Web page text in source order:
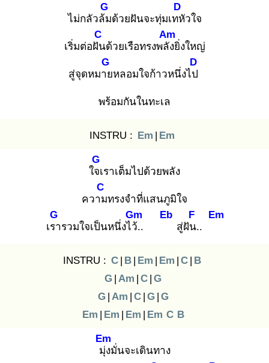
ไม่กลัวล้ม
G
ด้วยฝันจะทุ่มเทหั
D
วใจ
เริ่มต่อฝัน
C
ด้วยเรือทรงพลัง
Am
ยิ่งใหญ่
สู่จุดหมาย
G
หลอมใจก้าวหนึ่งไป
D
พร้อมกันในทะเล
INSTRU : Em | Em
ใจเ
G
ราเต็มไปด้วยพลัง
ความ
C
ทรงจำที่แสนภูมิใจ
เรา
G
รวมใจเป็นหนึ่งไว้.
Gm
.
Eb
สู่ฝัน.
F
.
Em
INSTRU : C | B | Em | Em | C | B
G | Am | C | G
G | Am | C | G | G
Em | Em | Em | Em C B
มุ่ง
Em
มั่นจะเดินทาง